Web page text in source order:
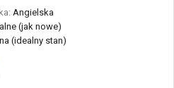
Angielska
(jak nowe)
(idealny stan)